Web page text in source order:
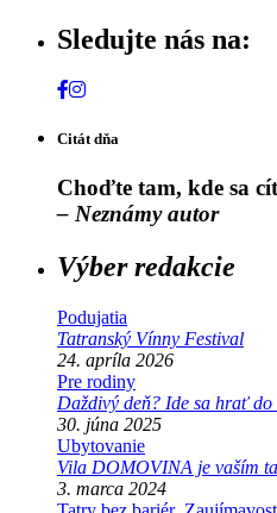
Sledujte nás na:
Citát dňa
Choďte tam, kde sa
– Neznámy autor
Výber redakcie
Podujatia
Tatranský Vínny Festival
24. apríla 2026
Pre rodiny
Daždivý deň? Ide sa hrať
30. júna 2025
Ubytovanie
Vila DOMOVINA je vaším
3. marca 2024